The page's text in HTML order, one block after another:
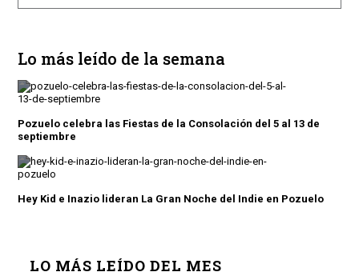
Lo más leído de la semana
Pozuelo celebra las Fiestas de la Consolación del 5 al 13 de
septiembre
Hey Kid e Inazio lideran La Gran Noche del Indie en Pozuelo
LO MÁS LEÍDO DEL MES